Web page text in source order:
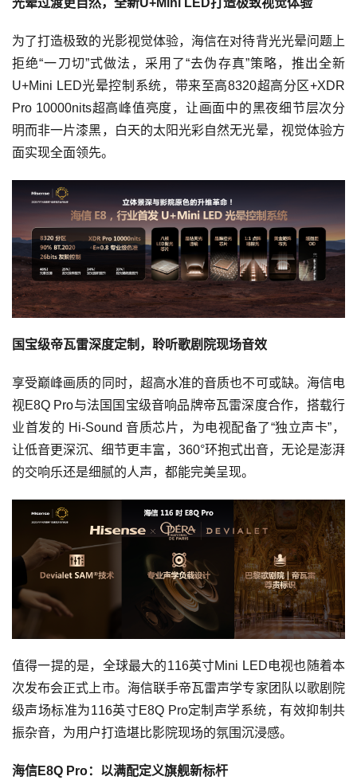
光晕过渡更自然，全新U+Mini LED打造极致视觉体验
为了打造极致的光影视觉体验，海信在对待背光光晕问题上
拒绝“一刀切”式做法，采用了“去伪存真”策略，推出全新
U+Mini LED光晕控制系统，带来至高8320超高分区+XDR
Pro 10000nits超高峰值亮度，让画面中的黑夜细节层次分
明而非一片漆黑，白天的太阳光彩自然无光晕，视觉体验方
面实现全面领先。
国宝级帝瓦雷深度定制，聆听歌剧院现场音效
享受巅峰画质的同时，超高水准的音质也不可或缺。海信电
视E8Q Pro与法国国宝级音响品牌帝瓦雷深度合作，搭载行
业首发的 Hi-Sound 音质芯片，为电视配备了“独立声卡”，
让低音更深沉、细节更丰富，360°环抱式出音，无论是澎湃
的交响乐还是细腻的人声，都能完美呈现。
值得一提的是，全球最大的116英寸Mini LED电视也随着本
次发布会正式上市。海信联手帝瓦雷声学专家团队以歌剧院
级声场标准为116英寸E8Q Pro定制声学系统，有效抑制共
振杂音，为用户打造堪比影院现场的氛围沉浸感。
海信E8Q Pro：以满配定义旗舰新标杆